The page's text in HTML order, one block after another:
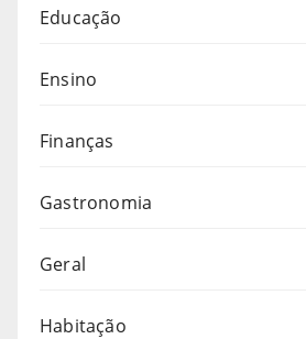
Educação
Ensino
Finanças
Gastronomia
Geral
Habitação